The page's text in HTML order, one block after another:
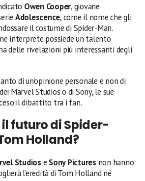
Owen Cooper, giovane
Adolescence, come il nome che gli
il costume di Spider-Man.
interprete possiede un talento
delle rivelazioni più interessanti degli
di un’opinione personale e non di
Marvel Studios o di Sony, le sue
il dibattito tra i fan.
futuro di Spider-
Holland?
Studios e Sony Pictures non hanno
l’eredità di Tom Holland né